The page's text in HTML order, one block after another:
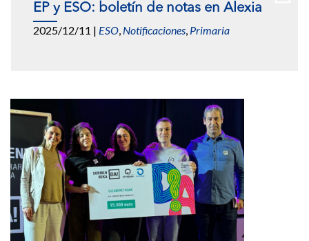
EP y ESO: boletín de notas en Alexia
2025/12/11 | ESO, Notificaciones, Primaria